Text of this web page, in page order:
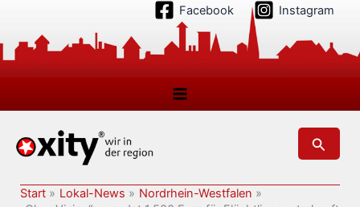
springen
Facebook Instagram
Suchen
Start Lokal-News
Nordrhein-Westfalen